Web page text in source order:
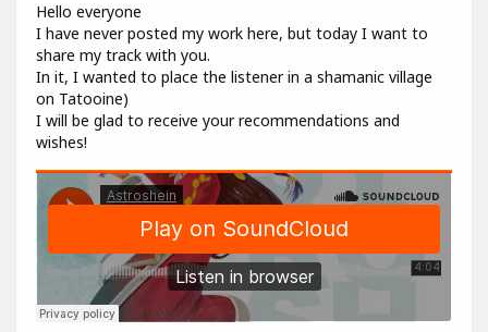
Hello everyone
I have never posted my work here, but today I want to
share my track with you.
In it, I wanted to place the listener in a shamanic village
on Tatooine)
I will be glad to receive your recommendations and
wishes!